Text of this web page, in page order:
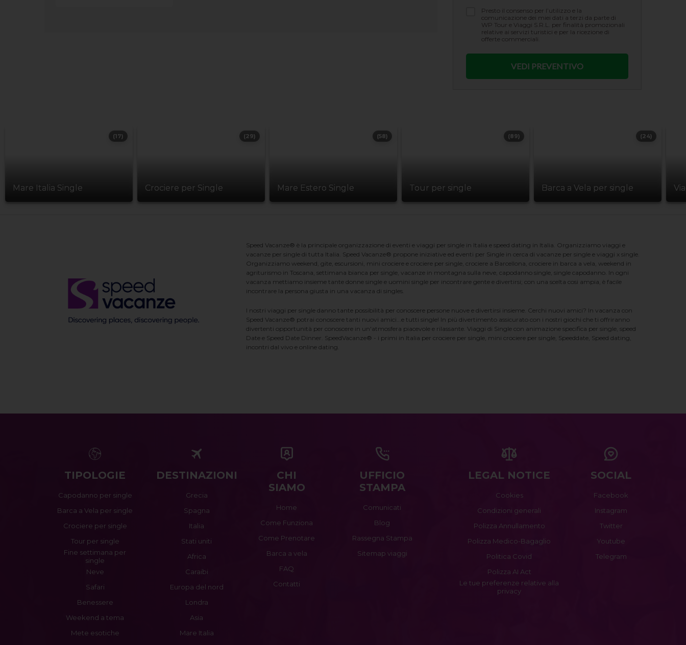
Presto il consenso per l’utilizzo e la
comunicazione dei miei dati a terzi da parte di
WP Tour e Viaggi S.R.L. per finalità promozionali
relative ai servizi turistici e per la ricezione di
offerte commerciali.
Mare Italia Single
(17)
Crociere per Single
(29)
Mare Estero Single
(58)
Tour per single
(89)
Barca a Vela per single
(24)
Speed Vacanze® è la principale organizzazione di eventi e viaggi per single in Italia e speed dating in Italia. Organizziamo viaggi e
vacanze per single di tutta Italia. Speed Vacanze® propone iniziative ed eventi per Single in cerca di vacanze per single e viaggi x single.
Organizziamo weekend, gite, escursioni, mini crociere e crociere per single, crociere a Barcellona, crociere in barca a vela, weekend in
agriturismo in Toscana, settimana bianca per single, vacanze in montagna sulla neve, capodanno single, single capodanno. In ogni
vacanza mettiamo insieme tante donne single e uomini single per incontrare gente e divertirsi; con una scelta cosi ampia, è facile
incontrare la persona giusta in una vacanza di singles.
I nostri viaggi per single danno tante possibilità per conoscere persone nuove e divertirsi insieme. Cerchi nuovi amici? In vacanza con
Speed Vacanze® potrai conoscere tanti nuovi amici...e tutti single! In più divertimento assicurato con i nostri giochi che ti offriranno
divertenti opportunità per conoscere in un'atmosfera piacevole e rilassante. Viaggi di Single con animazione specifica per single, speed
Date e Speed Date Dinner. SpeedVacanze® - i primi in Italia per crociere per single, mini crociere per single, Speeddate, Speed dating,
incontri dal vivo e online dating.
TIPOLOGIE
Capodanno per single
Barca a Vela per single
Crociere per single
Tour per single
Fine settimana per
single
Neve
Safari
Benessere
Weekend a tema
Mete esotiche
DESTINAZIONI
Grecia
Spagna
Italia
Stati uniti
Africa
Caraibi
Europa del nord
Londra
Asia
Mare Italia
CHI
SIAMO
Home
Come Funziona
Come Prenotare
Barca a vela
FAQ
Contatti
UFFICIO
STAMPA
Comunicati
Blog
Rassegna Stampa
Sitemap viaggi
LEGAL NOTICE
Cookies
Condizioni generali
Polizza Annullamento
Polizza Medico-Bagaglio
Politica Covid
Polizza AI Act
Le tue preferenze relative alla
privacy
SOCIAL
Facebook
Instagram
Twitter
Youtube
Telegram